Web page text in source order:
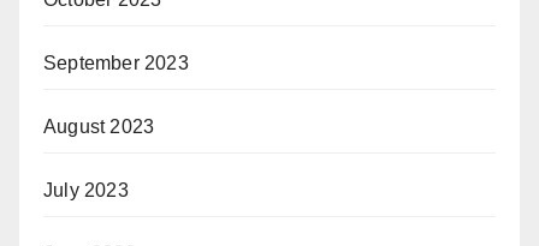
September 2023
August 2023
July 2023